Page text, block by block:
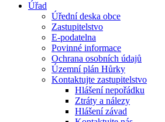
Úřad
Úřední deska obce
Zastupitelstvo
E-podatelna
Povinné informace
Ochrana osobních údajů
Územní plán Hůrky
Kontaktujte zastupitelstvo
Hlášení nepořádku
Ztráty a nálezy
Hlášení závad